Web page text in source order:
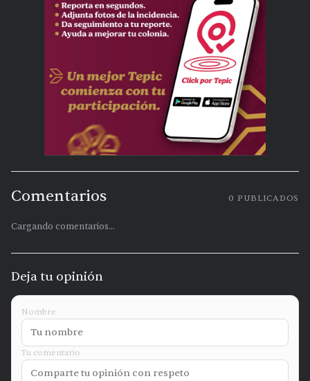
Comentarios 0 PUBLICADOS
Cargando comentarios...
Deja tu opinión
Nombre
Tu comentario